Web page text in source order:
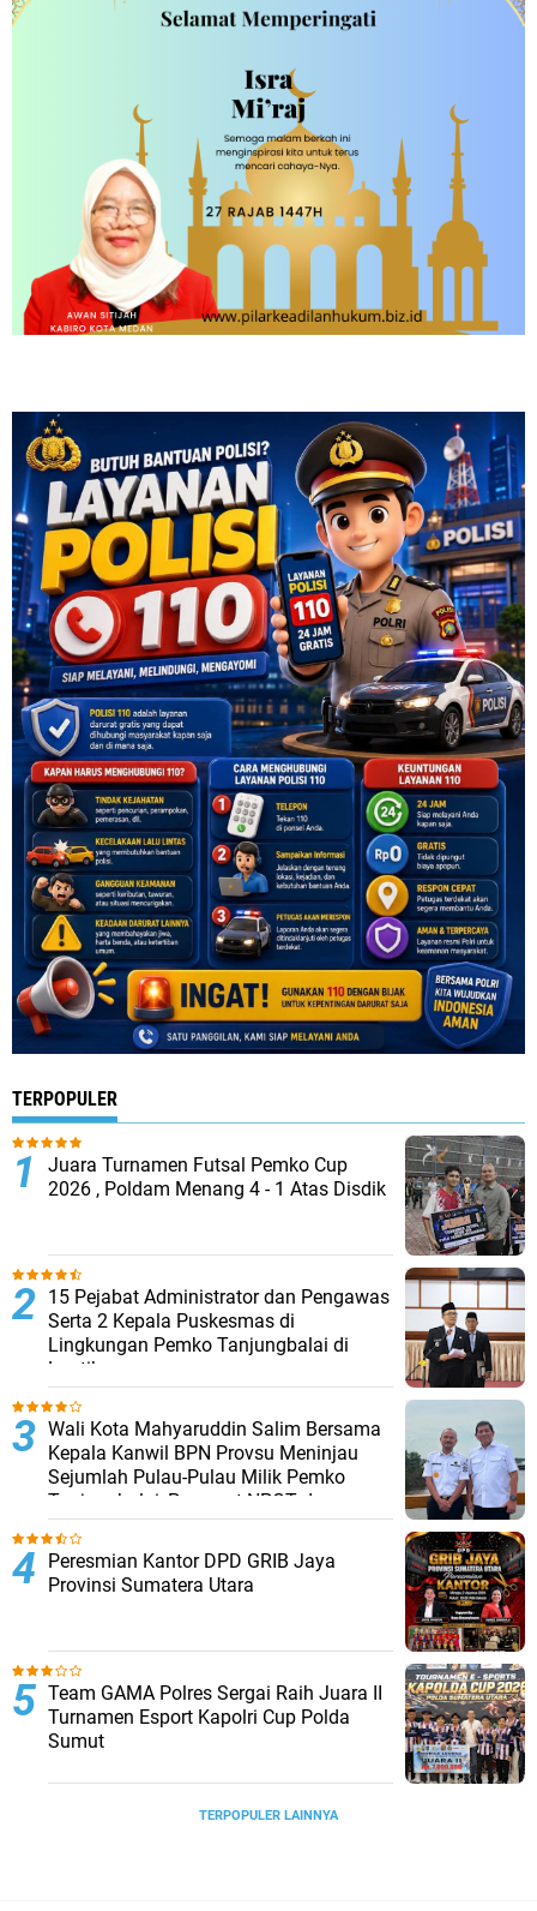
TERPOPULER
Juara Turnamen Futsal Pemko Cup
2026 , Poldam Menang 4 - 1 Atas Disdik
15 Pejabat Administrator dan Pengawas
Serta 2 Kepala Puskesmas di
Lingkungan Pemko Tanjungbalai di
Lantik
Wali Kota Mahyaruddin Salim Bersama
Kepala Kanwil BPN Provsu Meninjau
Sejumlah Pulau-Pulau Milik Pemko
Tanjungbalai, Percepat NPGT dan
Sertifikasi Aset
Peresmian Kantor DPD GRIB Jaya
Provinsi Sumatera Utara
Team GAMA Polres Sergai Raih Juara II
Turnamen Esport Kapolri Cup Polda
Sumut
TERPOPULER LAINNYA